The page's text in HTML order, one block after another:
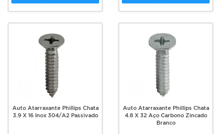
Auto Atarraxante Phillips Chata
3.9 X 16 Inox 304/A2 Passivado
Auto Atarraxante Phillips Chata
4.8 X 32 Aço Carbono Zincado
Branco